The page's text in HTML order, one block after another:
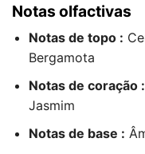
Notas olfactivas
Notas de topo :
Bergamota
Notas de coração :
Jasmim
Notas de base :